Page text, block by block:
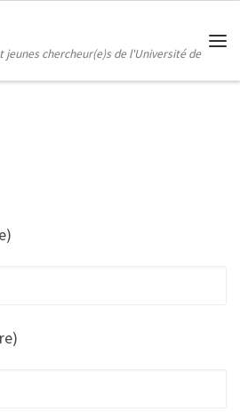
chercheur(e)s de l'Université de